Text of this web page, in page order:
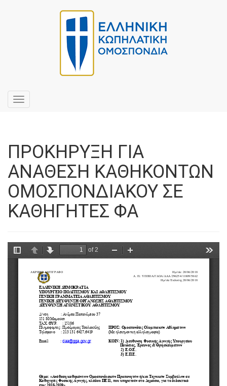
Toggle
navigation
ΠΡΟΚΗΡΥΞΗ ΓΙΑ
ΑΝΑΘΕΣΗ ΚΑΘΗΚΟΝΤΩΝ
ΟΜΟΣΠΟΝΔΙΑΚΟΥ ΣΕ
ΚΑΘΗΓΗΤΕΣ ΦΑ